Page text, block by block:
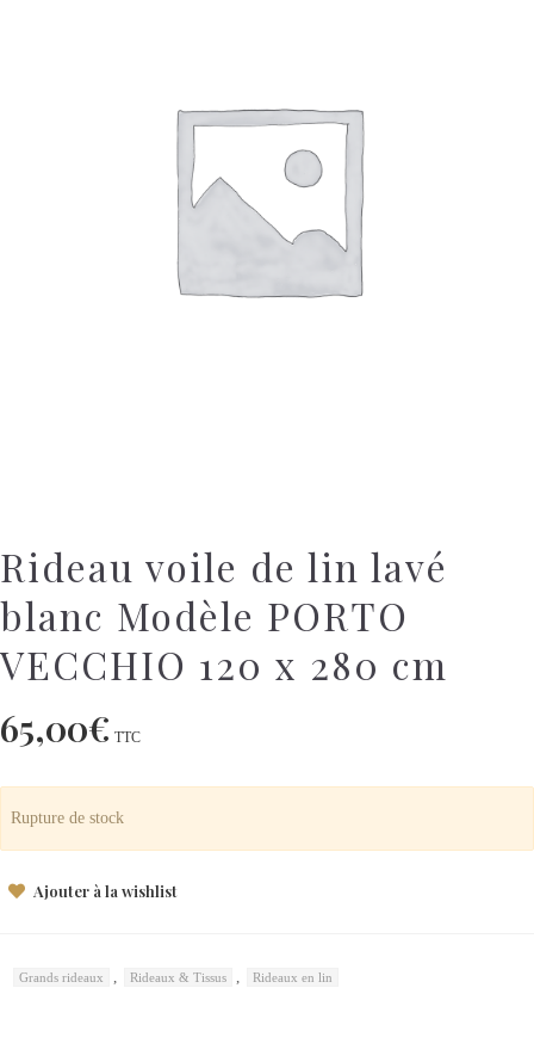
Rideau voile de lin lavé
blanc Modèle PORTO
VECCHIO 120 x 280 cm
65,00€ TTC
Rupture de stock
Ajouter à la wishlist
Grands rideaux , Rideaux & Tissus , Rideaux en lin